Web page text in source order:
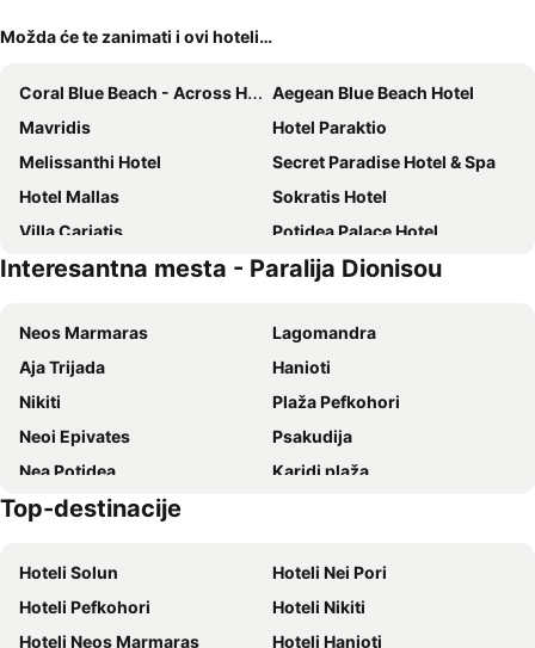
Možda će te zanimati i ovi hoteli…
Coral Blue Beach - Across Hotels & Resorts
Aegean Blue Beach Hotel
Mavridis
Hotel Paraktio
Melissanthi Hotel
Secret Paradise Hotel & Spa
Hotel Mallas
Sokratis Hotel
Villa Cariatis
Potidea Palace Hotel
Kalives Resort
Iris Hotel
Hotel Cariatis
Ikos Olivia
Filippos
Potidea Golden Beach - Across Hotels & Resorts
Asteris Village
Hotel Atlantis
Plagia Relax Hotel
Sunny Hill
Alkyonis Hotel
TUI BLUE Lagoon Princess
Hotel Eleni
Istion Club & Spa
Moudania Mare
Sani Polyastron Hotel & Spa
Zonita Guest House
Interesantna mesta - Paralija Dionisou
Neos Marmaras
Lagomandra
Aja Trijada
Hanioti
Nikiti
Plaža Pefkohori
Neoi Epivates
Psakudija
Nea Potidea
Karidi plaža
Plaža Polihrono
Plaža Afitos
Hanioti
Paradisos
Sani
Siviri
Sani Marina
Top-destinacije
Hoteli Solun
Hoteli Nei Pori
Hoteli Pefkohori
Hoteli Nikiti
Hoteli Neos Marmaras
Hoteli Hanioti